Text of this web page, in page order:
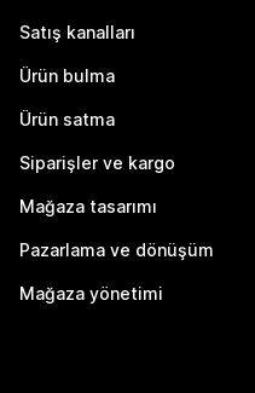
Satış kanalları
Ürün bulma
Ürün satma
Siparişler ve kargo
Mağaza tasarımı
Pazarlama ve dönüşüm
Mağaza yönetimi